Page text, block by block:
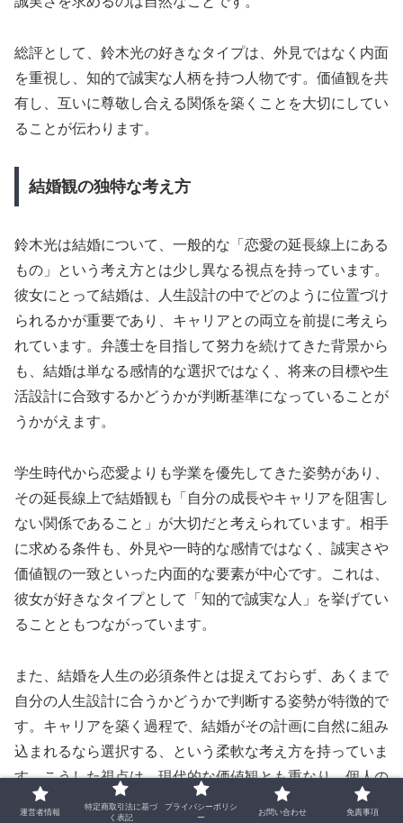
総評として、鈴木光の好きなタイプは、外見ではなく内面
を重視し、知的で誠実な人柄を持つ人物です。価値観を共
有し、互いに尊敬し合える関係を築くことを大切にしてい
ることが伝わります。
結婚観の独特な考え方
鈴木光は結婚について、一般的な「恋愛の延長線上にある
もの」という考え方とは少し異なる視点を持っています。
彼女にとって結婚は、人生設計の中でどのように位置づけ
られるかが重要であり、キャリアとの両立を前提に考えら
れています。弁護士を目指して努力を続けてきた背景から
も、結婚は単なる感情的な選択ではなく、将来の目標や生
活設計に合致するかどうかが判断基準になっていることが
うかがえます。
学生時代から恋愛よりも学業を優先してきた姿勢があり、
その延長線上で結婚観も「自分の成長やキャリアを阻害し
ない関係であること」が大切だと考えられています。相手
に求める条件も、外見や一時的な感情ではなく、誠実さや
価値観の一致といった内面的な要素が中心です。これは、
彼女が好きなタイプとして「知的で誠実な人」を挙げてい
ることともつながっています。
また、結婚を人生の必須条件とは捉えておらず、あくまで
自分の人生設計に合うかどうかで判断する姿勢が特徴的で
す。キャリアを築く過程で、結婚がその計画に自然に組み
込まれるなら選択する、という柔軟な考え方を持っていま
す。こうした視点は、現代的な価値観とも重なり、個人の
生き方を尊重する姿勢として注目されています。
運営者情報
特定商取引法に基づ
く表記
プライバシーポリシ
ー
お問い合わせ 免責事項